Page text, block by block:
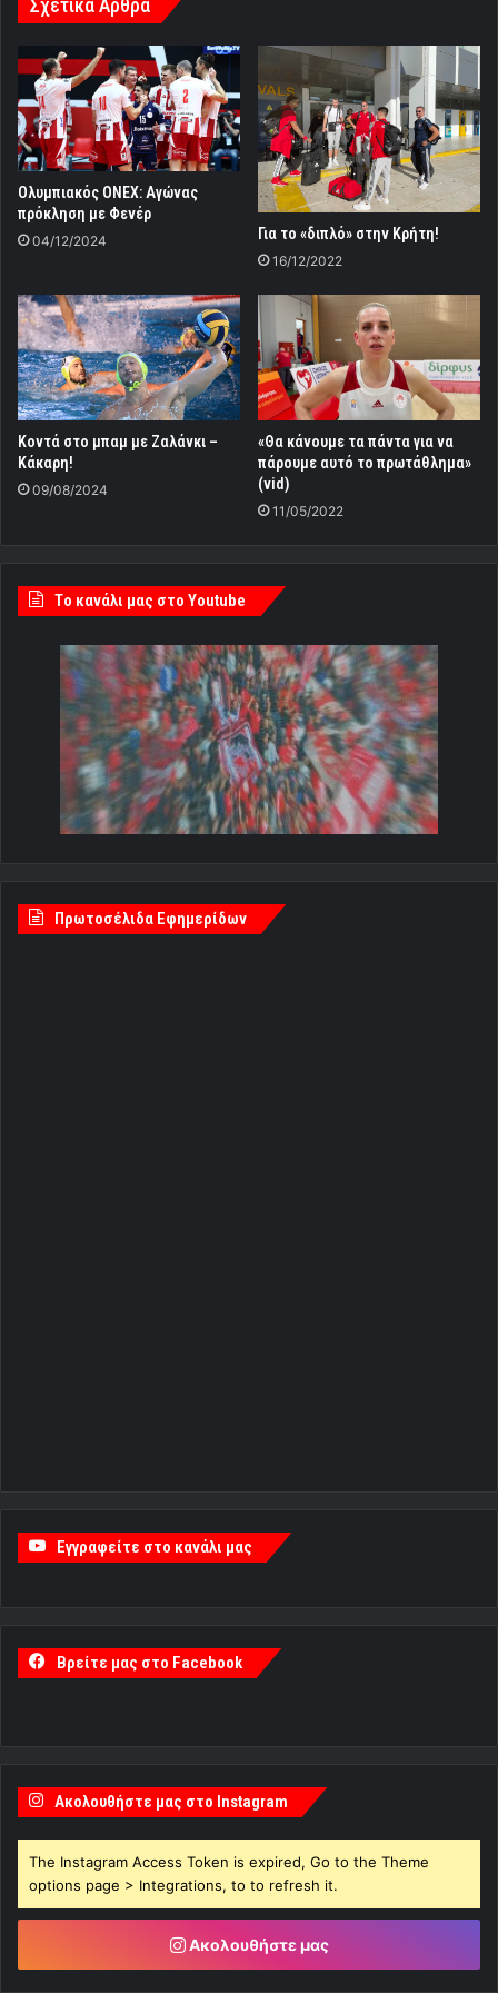
Σχετικά Άρθρα
Ολυμπιακός ONEX: Αγώνας
πρόκληση με Φενέρ
04/12/2024 Για το «διπλό» στην Κρήτη!
16/12/2022
Κοντά στο μπαμ με Ζαλάνκι –
Κάκαρη!
09/08/2024
«Θα κάνουμε τα πάντα για να
πάρουμε αυτό το πρωτάθλημα»
(vid)
11/05/2022
Tο κανάλι μας στο Youtube
Πρωτοσέλιδα Εφημερίδων
Εγγραφείτε στο κανάλι μας
Βρείτε μας στο Facebook
Ακολουθήστε μας στο Instagram
The Instagram Access Token is expired, Go to the Theme
options page > Integrations, to to refresh it.
Ακολουθήστε μας